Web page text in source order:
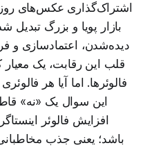
اشتراک‌گذاری عکس‌های
بازار پویا و بزرگ
دیده‌شدن، اعتمادسازی و
قلب این رقابت، یک معیار
فالوئرها. اما آیا هر
این سوال یک «نه»
افزایش فالوئر
باشد؛ یعنی جذب